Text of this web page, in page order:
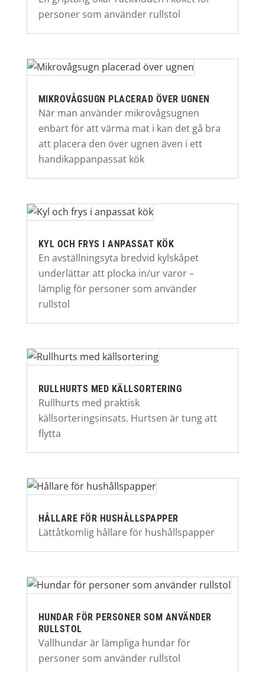
personer som använder rullstol
MIKROVÅGSUGN PLACERAD ÖVER UGNEN
När man använder mikrovågsugnen
enbart för att värma mat i kan det gå bra
att placera den över ugnen även i ett
handikappanpassat kök
KYL OCH FRYS I ANPASSAT KÖK
En avställningsyta bredvid kylskåpet
underlättar att plocka in/ur varor –
lämplig för personer som använder
rullstol
RULLHURTS MED KÄLLSORTERING
Rullhurts med praktisk
källsorteringsinsats. Hurtsen är tung att
flytta
HÅLLARE FÖR HUSHÅLLSPAPPER
Lättåtkomlig hållare för hushållspapper
HUNDAR FÖR PERSONER SOM ANVÄNDER
RULLSTOL
Vallhundar är lämpliga hundar för
personer som använder rullstol